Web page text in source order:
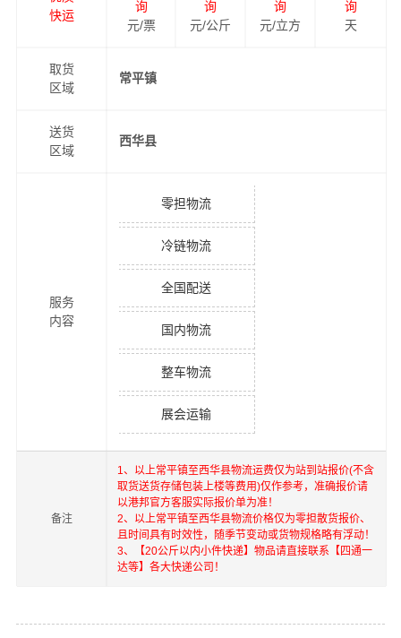
快运
询
元/票
询
元/公斤
询
元/立方
询
天
取货
区域
常平镇
送货
区域
西华县
服务
内容
零担物流
冷链物流
全国配送
国内物流
整车物流
展会运输
备注
1、以上常平镇至西华县物流运费仅为站到站报价(不含
取货送货存储包装上楼等费用)仅作参考，准确报价请
以港邦官方客服实际报价单为准！
2、以上常平镇至西华县物流价格仅为零担散货报价、
且时间具有时效性，随季节变动或货物规格略有浮动！
3、【20公斤以内小件快递】物品请直接联系【四通一
达等】各大快递公司！